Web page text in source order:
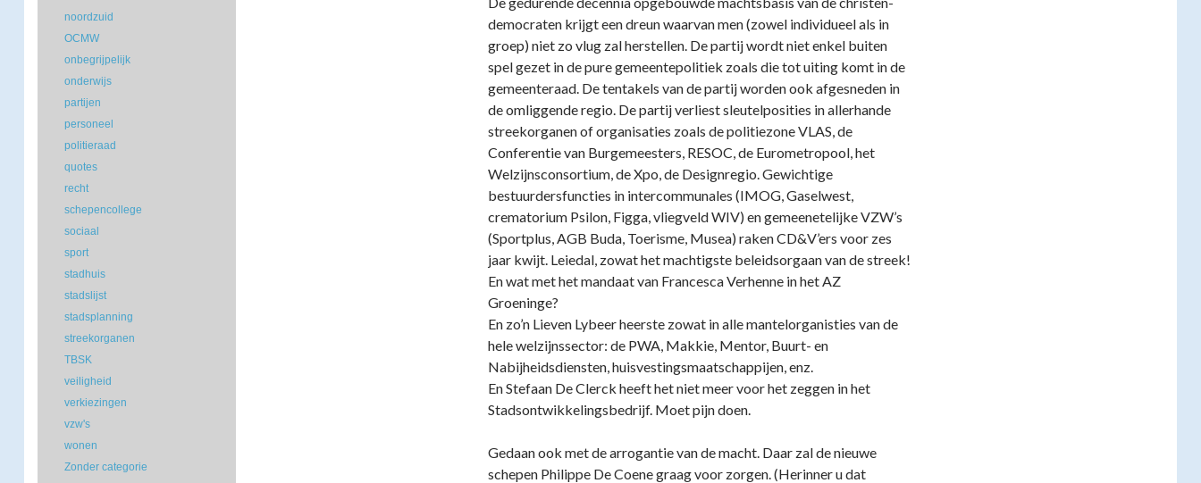
democraten krijgt een dreun waarvan men (zowel individueel als in
groep) niet zo vlug zal herstellen. De partij wordt niet enkel buiten
spel gezet in de pure gemeentepolitiek zoals die tot uiting komt in de
gemeenteraad. De tentakels van de partij worden ook afgesneden in
de omliggende regio. De partij verliest sleutelposities in allerhande
streekorganen of organisaties zoals de politiezone VLAS, de
Conferentie van Burgemeesters, RESOC, de Eurometropool, het
Welzijnsconsortium, de Xpo, de Designregio. Gewichtige
bestuurdersfuncties in intercommunales (IMOG, Gaselwest,
crematorium Psilon, Figga, vliegveld WIV) en gemeenetelijke VZW’s
(Sportplus, AGB Buda, Toerisme, Musea) raken CD&V’ers voor zes
jaar kwijt. Leiedal, zowat het machtigste beleidsorgaan van de streek!
En wat met het mandaat van Francesca Verhenne in het AZ
Groeninge?
En zo’n Lieven Lybeer heerste zowat in alle mantelorganisties van de
hele welzijnssector: de PWA, Makkie, Mentor, Buurt- en
Nabijheidsdiensten, huisvestingsmaatschappijen, enz.
En Stefaan De Clerck heeft het niet meer voor het zeggen in het
Stadsontwikkelingsbedrijf. Moet pijn doen.
Gedaan ook met de arrogantie van de macht. Daar zal de nieuwe
schepen Philippe De Coene graag voor zorgen. (Herinner u dat
noordzuid
OCMW
onbegrijpelijk
onderwijs
partijen
personeel
politieraad
quotes
recht
schepencollege
sociaal
sport
stadhuis
stadslijst
stadsplanning
streekorganen
TBSK
veiligheid
verkiezingen
vzw's
wonen
Zonder categorie